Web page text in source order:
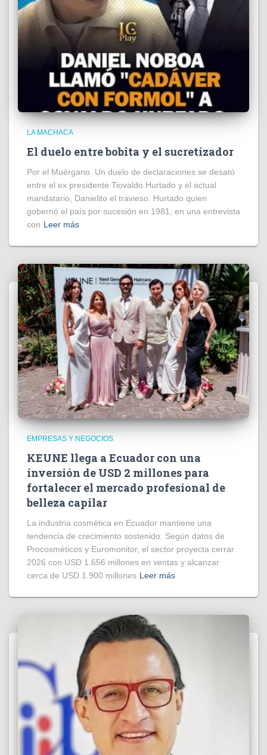
LA MACHACA
El duelo entre bobita y el sucretizador
Por el Muérgano. Un duelo de declaraciones se desató
entre el ex presidente Tiovaldo Hurtado y el actual
mandatario, Danielito el travieso. Hurtado quien
gobernó el país por sucesión en 1981, en una entrevista
con Leer más
EMPRESAS Y NEGOCIOS
KEUNE llega a Ecuador con una
inversión de USD 2 millones para
fortalecer el mercado profesional de
belleza capilar
La industria cosmética en Ecuador mantiene una
tendencia de crecimiento sostenido. Según datos de
Procosméticos y Euromonitor, el sector proyecta cerrar
2026 con USD 1.656 millones en ventas y alcanzar
cerca de USD 1.900 millones Leer más